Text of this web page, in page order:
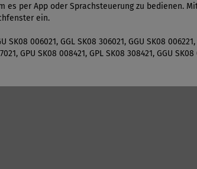
es per App oder Sprachsteuerung zu bedienen.
ein.
006021, GGL SK08 306021, GGU SK08 006221,
GPU SK08 008421, GPL SK08 308421, GGU